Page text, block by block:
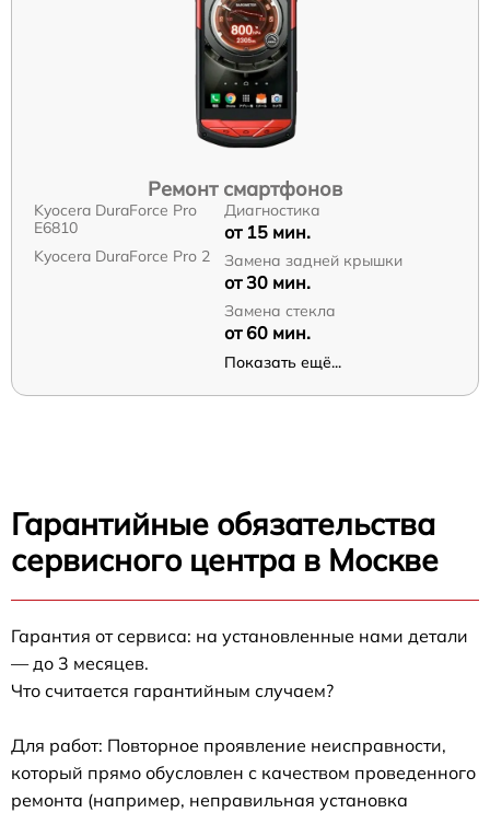
Ремонт смартфонов
Kyocera DuraForce Pro
E6810
Kyocera DuraForce Pro 2
Диагностика
от 15 мин.
Замена задней крышки
от 30 мин.
Замена стекла
от 60 мин.
Показать ещё...
Гарантийные обязательства
сервисного центра в Москве
Гарантия от сервиса: на установленные нами детали
— до 3 месяцев.
Что считается гарантийным случаем?
Для работ: Повторное проявление неисправности,
который прямо обусловлен с качеством проведенного
ремонта (например, неправильная установка